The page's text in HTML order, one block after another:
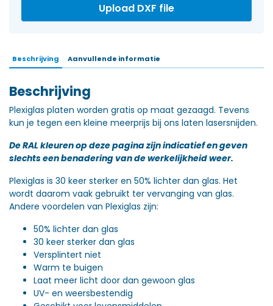
Upload DXF file
Beschrijving Aanvullende informatie
Beschrijving
Plexiglas platen worden gratis op maat gezaagd. Tevens
kun je tegen een kleine meerprijs bij ons laten lasersnijden.
De RAL kleuren op deze pagina zijn indicatief en geven
slechts een benadering van de werkelijkheid weer.
Plexiglas is 30 keer sterker en 50% lichter dan glas. Het
wordt daarom vaak gebruikt ter vervanging van glas.
Andere voordelen van Plexiglas zijn:
50% lichter dan glas
30 keer sterker dan glas
Versplintert niet
Warm te buigen
Laat meer licht door dan gewoon glas
UV- en weersbestendig